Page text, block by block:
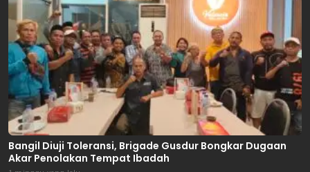
Bangil Diuji Toleransi, Brigade Gusdur Bongkar Dugaan
Akar Penolakan Tempat Ibadah